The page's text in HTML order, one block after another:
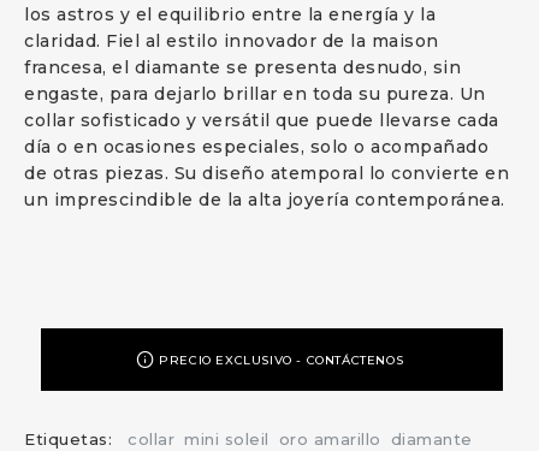
los astros y el equilibrio entre la energía y la
claridad. Fiel al estilo innovador de la maison
francesa, el diamante se presenta desnudo, sin
engaste, para dejarlo brillar en toda su pureza. Un
collar sofisticado y versátil que puede llevarse cada
día o en ocasiones especiales, solo o acompañado
de otras piezas. Su diseño atemporal lo convierte en
un imprescindible de la alta joyería contemporánea.
PRECIO EXCLUSIVO - CONTÁCTENOS
Etiquetas: collar mini soleil oro amarillo
diamante